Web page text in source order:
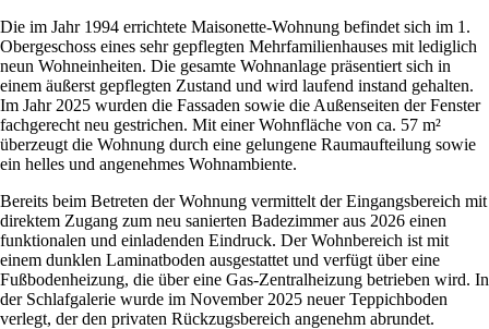
Die im Jahr 1994 errichtete Maisonette-Wohnung befindet sich im 1.
Obergeschoss eines sehr gepflegten Mehrfamilienhauses mit lediglich
neun Wohneinheiten. Die gesamte Wohnanlage präsentiert sich in
einem äußerst gepflegten Zustand und wird laufend instand gehalten.
Im Jahr 2025 wurden die Fassaden sowie die Außenseiten der Fenster
fachgerecht neu gestrichen. Mit einer Wohnfläche von ca. 57 m²
überzeugt die Wohnung durch eine gelungene Raumaufteilung sowie
ein helles und angenehmes Wohnambiente.
Bereits beim Betreten der Wohnung vermittelt der Eingangsbereich mit
direktem Zugang zum neu sanierten Badezimmer aus 2026 einen
funktionalen und einladenden Eindruck. Der Wohnbereich ist mit
einem dunklen Laminatboden ausgestattet und verfügt über eine
Fußbodenheizung, die über eine Gas-Zentralheizung betrieben wird. In
der Schlafgalerie wurde im November 2025 neuer Teppichboden
verlegt, der den privaten Rückzugsbereich angenehm abrundet.